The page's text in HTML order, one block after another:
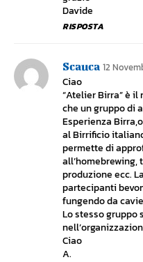
Davide
RISPOSTA
Scauca 12
Ciao
“Atelier Birra” è
che un gruppo di
Esperienza
al Birrificio
permette di
produzione ecc.
partecipanti
fungendo da
Lo stesso gruppo
Ciao
A.